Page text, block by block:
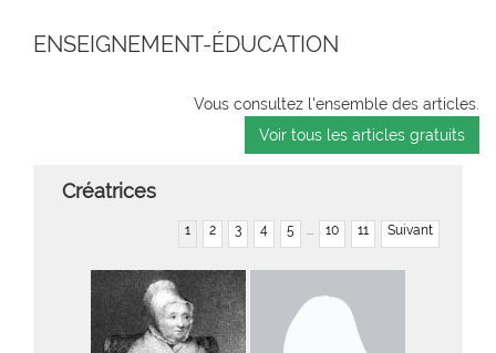
ENSEIGNEMENT-ÉDUCATION
Vous consultez l'ensemble des articles.
Voir tous les articles gratuits
Créatrices
1 2 3 4 5 ... 10 11 Suivant